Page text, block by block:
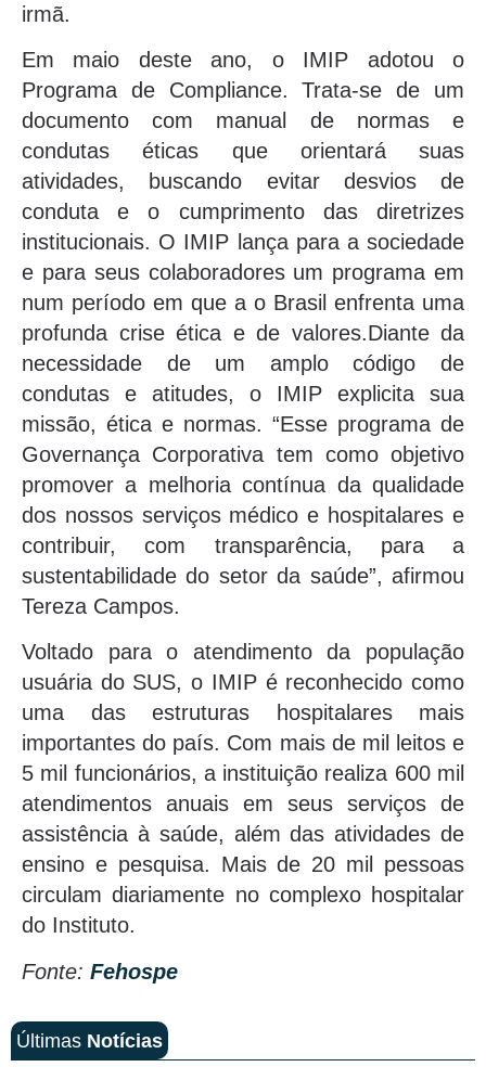
irmã.
Em maio deste ano, o IMIP adotou o
Programa de Compliance. Trata-se de um
documento com manual de normas e
condutas éticas que orientará suas
atividades, buscando evitar desvios de
conduta e o cumprimento das diretrizes
institucionais. O IMIP lança para a sociedade
e para seus colaboradores um programa em
num período em que a o Brasil enfrenta uma
profunda crise ética e de valores.Diante da
necessidade de um amplo código de
condutas e atitudes, o IMIP explicita sua
missão, ética e normas. “Esse programa de
Governança Corporativa tem como objetivo
promover a melhoria contínua da qualidade
dos nossos serviços médico e hospitalares e
contribuir, com transparência, para a
sustentabilidade do setor da saúde”, afirmou
Tereza Campos.
Voltado para o atendimento da população
usuária do SUS, o IMIP é reconhecido como
uma das estruturas hospitalares mais
importantes do país. Com mais de mil leitos e
5 mil funcionários, a instituição realiza 600 mil
atendimentos anuais em seus serviços de
assistência à saúde, além das atividades de
ensino e pesquisa. Mais de 20 mil pessoas
circulam diariamente no complexo hospitalar
do Instituto.
Fonte: Fehospe
Últimas Notícias